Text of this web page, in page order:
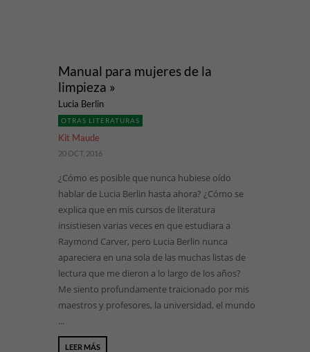
Manual para mujeres de la
limpieza »
Lucia Berlin
OTRAS LITERATURAS
Kit Maude
20 OCT, 2016
¿Cómo es posible que nunca hubiese oído
hablar de Lucia Berlin hasta ahora? ¿Cómo se
explica que en mis cursos de literatura
insistiesen varias veces en que estudiara a
Raymond Carver, pero Lucia Berlin nunca
apareciera en una sola de las muchas listas de
lectura que me dieron a lo largo de los años?
Me siento profundamente traicionado por mis
maestros y profesores, la universidad, el mundo
...
LEER MÁS